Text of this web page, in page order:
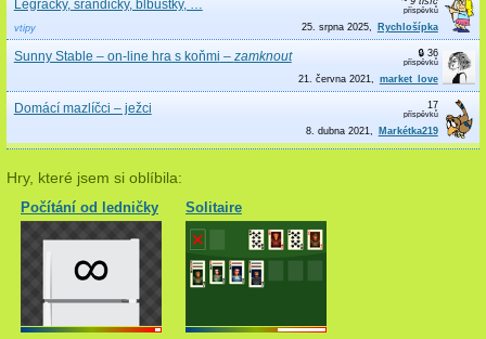
vtipy
Legrácky, srandičky, blbůstky, …
Rychlošípka
25. srpna 2025
Sunny Stable – on-line hra s koňmi – zamknout 🔒 36
market_love
21. června 2021
Domácí mazlíčci – ježci 17
Markétka219
8. dubna 2021
Hry, které jsem si oblíbila:
Počítání od ledničky
Solitaire